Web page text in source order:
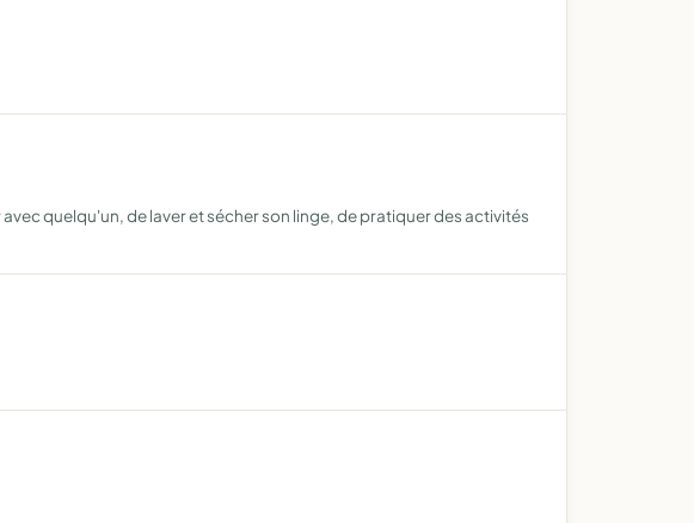
quelqu'un, de laver et sécher son linge, de pratiquer des activités